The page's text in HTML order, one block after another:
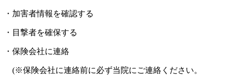
・加害者情報を確認する
・目撃者を確保する
・保険会社に連絡
(※保険会社に連絡前に必ず当院にご連絡ください。